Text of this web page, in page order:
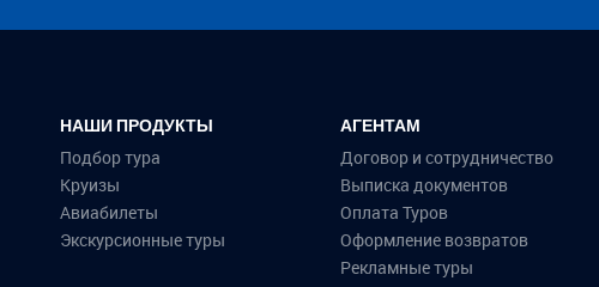
НАШИ ПРОДУКТЫ
Подбор тура
Круизы
Авиабилеты
Экскурсионные туры
АГЕНТАМ
Договор и сотрудничество
Выписка документов
Оплата Туров
Оформление возвратов
Рекламные туры